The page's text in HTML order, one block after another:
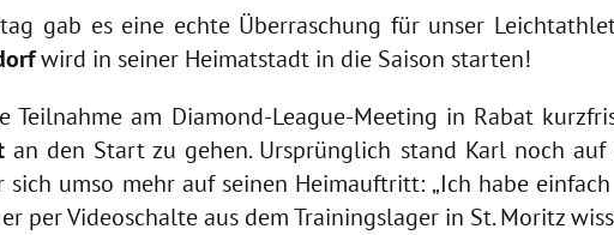
gab es eine echte Überraschung für unser
wird in seiner Heimatstadt in die Saison starten!
am Diamond-League-Meeting in Rabat
an den Start zu gehen. Ursprünglich stand Karl noch
umso mehr auf seinen Heimauftritt: „Ich habe
per Videoschalte aus dem Trainingslager in St. Moritz